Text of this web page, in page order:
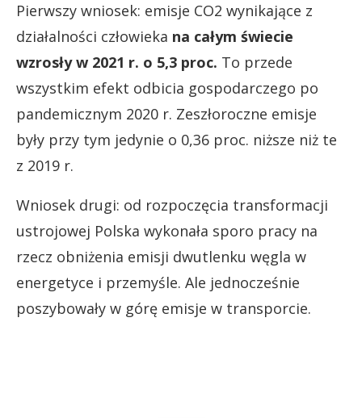
Pierwszy wniosek: emisje CO2 wynikające z
działalności człowieka na całym świecie
wzrosły w 2021 r. o 5,3 proc. To przede
wszystkim efekt odbicia gospodarczego po
pandemicznym 2020 r. Zeszłoroczne emisje
były przy tym jedynie o 0,36 proc. niższe niż te
z 2019 r.
Wniosek drugi: od rozpoczęcia transformacji
ustrojowej Polska wykonała sporo pracy na
rzecz obniżenia emisji dwutlenku węgla w
energetyce i przemyśle. Ale jednocześnie
poszybowały w górę emisje w transporcie.